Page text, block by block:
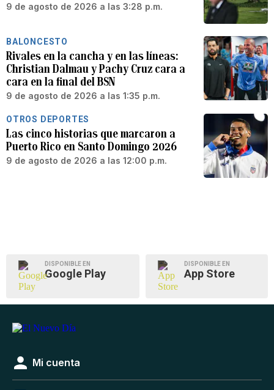
9 de agosto de 2026 a las 3:28 p.m.
BALONCESTO
Rivales en la cancha y en las líneas:
Christian Dalmau y Pachy Cruz cara a
cara en la final del BSN
9 de agosto de 2026 a las 1:35 p.m.
OTROS DEPORTES
Las cinco historias que marcaron a
Puerto Rico en Santo Domingo 2026
9 de agosto de 2026 a las 12:00 p.m.
DISPONIBLE EN
Google Play
DISPONIBLE EN
App Store
Mi cuenta